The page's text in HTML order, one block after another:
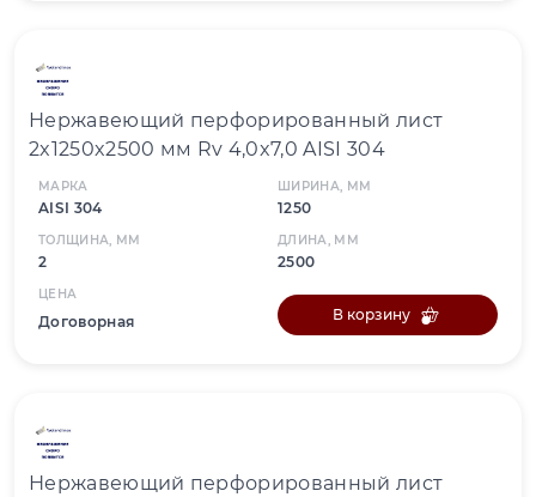
Нержавеющий перфорированный лист
2x1250x2500 мм Rv 4,0x7,0 AISI 304
МАРКА
AISI 304
ШИРИНА, ММ
1250
ТОЛЩИНА, ММ
2
ДЛИНА, ММ
2500
ЦЕНА
Договорная В корзину
Нержавеющий перфорированный лист